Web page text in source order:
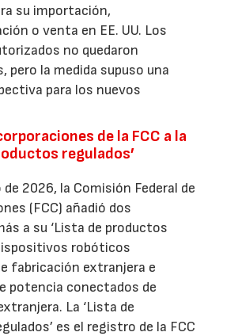
su importación,
o venta en EE. UU. Los
no quedaron
pero la medida supuso una
para los nuevos
de la FCC a la
regulados’
de 2026, la Comisión Federal de
(FCC) añadió dos
a su ‘Lista de productos
robóticos
fabricación extranjera e
potencia conectados de
La ‘Lista de
es el registro de la FCC